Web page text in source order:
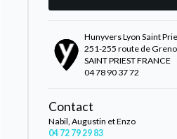
Hunyvers Lyon Saint
251-255 route de
SAINT PRIEST FRANCE
04 78 90 37 72
Contact
Nabil, Augustin et Enzo
04 72 79 29 83